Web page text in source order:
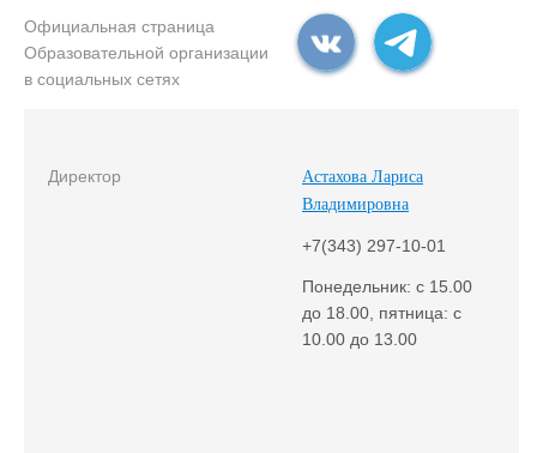
Официальная страница
Образовательной организации
в социальных сетях
Директор
Астахова Лариса
Владимировна
+7(343) 297-10-01
Понедельник: с 15.00
до 18.00, пятница: с
10.00 до 13.00